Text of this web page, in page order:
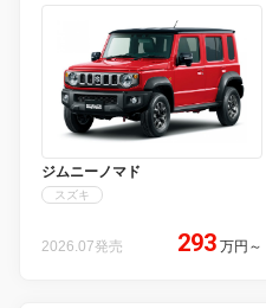
ジムニーノマド
スズキ
2026.07発売 293 万円 ～